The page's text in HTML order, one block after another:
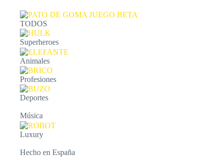
TODOS
Superheroes
Animales
Profesiones
Deportes
Música
Luxury
Hecho en España